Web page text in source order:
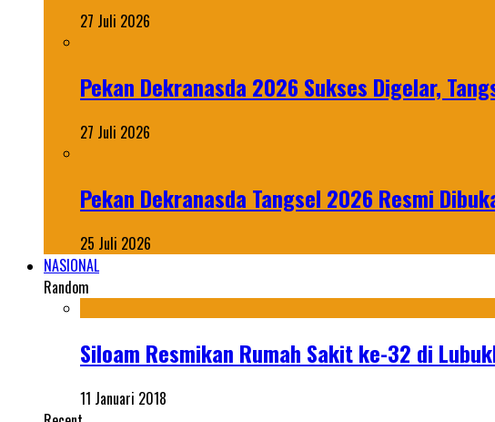
27 Juli 2026
Pekan Dekranasda 2026 Sukses Digelar,
27 Juli 2026
Pekan Dekranasda Tangsel 2026 Resmi
25 Juli 2026
NASIONAL
Random
Siloam Resmikan Rumah Sakit ke-32 di
11 Januari 2018